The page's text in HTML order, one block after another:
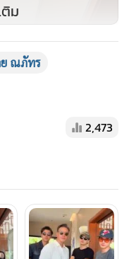
ม
ณภัทร
2,473